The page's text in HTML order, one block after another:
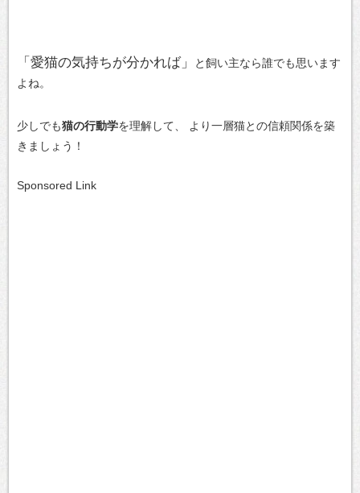
「愛猫の気持ちが分かれば」
と飼い主なら誰でも思います
よね。
少しでも猫の行動学を理解して、
より一層猫との信頼関係を築
きましょう！
Sponsored Link